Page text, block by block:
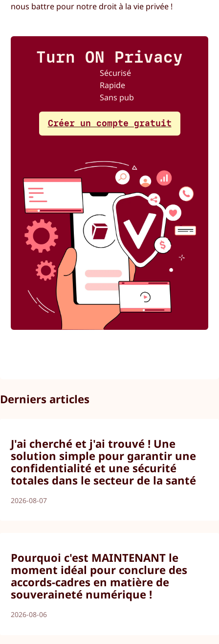
nous battre pour notre droit à la vie privée !
Turn ON Privacy
Sécurisé
Rapide
Sans pub
Créer un compte gratuit
Derniers articles
J'ai cherché et j'ai trouvé ! Une
solution simple pour garantir une
confidentialité et une sécurité
totales dans le secteur de la santé
2026-08-07
Pourquoi c'est MAINTENANT le
moment idéal pour conclure des
accords-cadres en matière de
souveraineté numérique !
2026-08-06